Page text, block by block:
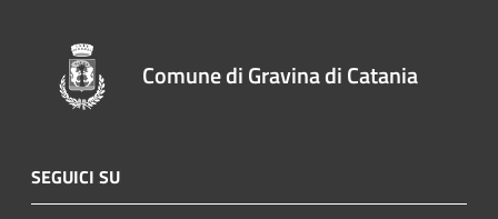
Comune di Gravina di Catania
SEGUICI SU